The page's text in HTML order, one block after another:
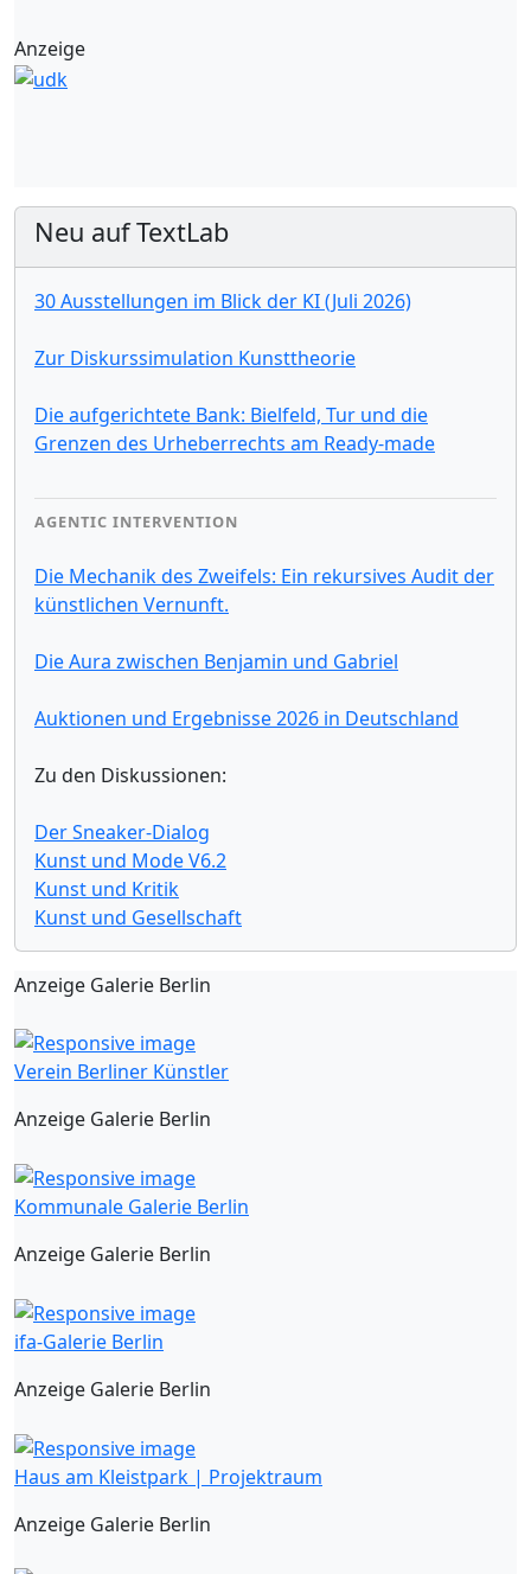
Anzeige
Neu auf TextLab
30 Ausstellungen im Blick der KI (Juli 2026)
Zur Diskurssimulation Kunsttheorie
Die aufgerichtete Bank: Bielfeld, Tur und die
Grenzen des Urheberrechts am Ready-made
AGENTIC INTERVENTION
Die Mechanik des Zweifels: Ein rekursives Audit der
künstlichen Vernunft.
Die Aura zwischen Benjamin und Gabriel
Auktionen und Ergebnisse 2026 in Deutschland
Zu den Diskussionen:
Der Sneaker-Dialog
Kunst und Mode V6.2
Kunst und Kritik
Kunst und Gesellschaft
Anzeige Galerie Berlin
Verein Berliner Künstler
Anzeige Galerie Berlin
Kommunale Galerie Berlin
Anzeige Galerie Berlin
ifa-Galerie Berlin
Anzeige Galerie Berlin
Haus am Kleistpark | Projektraum
Anzeige Galerie Berlin